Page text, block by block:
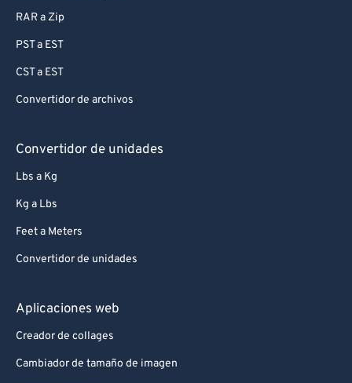
RAR a Zip
PST a EST
CST a EST
Convertidor de archivos
Convertidor de unidades
Lbs a Kg
Kg a Lbs
Feet a Meters
Convertidor de unidades
Aplicaciones web
Creador de collages
Cambiador de tamaño de imagen